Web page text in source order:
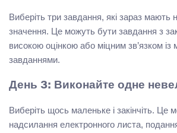
Виберіть три завдання, які зараз мають
значення. Це можуть бути завдання з
високою оцінкою або міцним зв’язком із
завданнями.
День 3: Виконайте одне
Виберіть щось маленьке і закінчіть. Це
надсилання електронного листа, подання